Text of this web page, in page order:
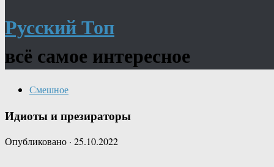
Русский Топ
всё самое интересное
Смешное
Идиоты и презираторы
Опубликовано · 25.10.2022